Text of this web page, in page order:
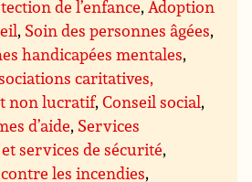
de l’enfance,Adoption
, Soin des personnes âgées,
handicapées mentales,
caritatives,
non lucratif,Conseil social,
d’aide, Services
services de sécurité,
les incendies,